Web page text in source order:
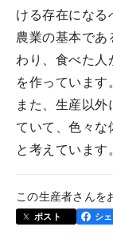
ける存在になる
農業の基本であ
わり、食べた人
を作っています
また、生産以
ていて、色々な
と考えています
この生産者さんを
ポスト シ